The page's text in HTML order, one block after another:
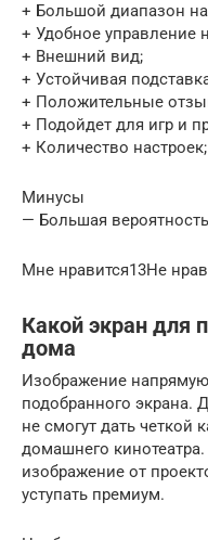
+ Большой диапазон
+ Удобное управление
+ Внешний вид;
+ Устойчивая
+ Положительные
+ Подойдет для игр и
+ Количество настроек;
Минусы
— Большая
Мне нравится13Не
Какой экран для
дома
Изображение
подобранного экрана.
не смогут дать четкой
домашнего
изображение от
уступать премиум.